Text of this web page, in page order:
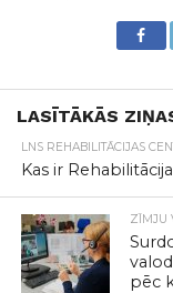
LASĪTĀKĀS
LNS REHABILITĀCIJAS
Kas ir
ZĪMJU
pēc